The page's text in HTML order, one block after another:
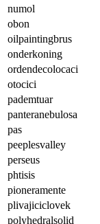
numol
obon
oilpaintingbrus
onderkoning
ordendecolocaci
otocici
pademtuar
panteranebulosa
pas
peeplesvalley
perseus
phtisis
pioneramente
plivajiciclovek
polyhedralsolid